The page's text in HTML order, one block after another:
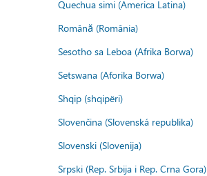
Quechua simi (America Latina)
Română (România)
Sesotho sa Leboa (Afrika Borwa)
Setswana (Aforika Borwa)
Shqip (shqipëri)
Slovenčina (Slovenská republika)
Slovenski (Slovenija)
Srpski (Rep. Srbija i Rep. Crna Gora)